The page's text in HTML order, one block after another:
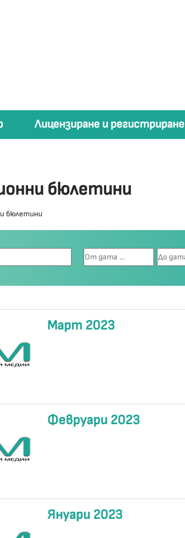
Лицензиране и регистриране
бюлетини
бюлетини
Март 2023
Февруари 2023
Януари 2023